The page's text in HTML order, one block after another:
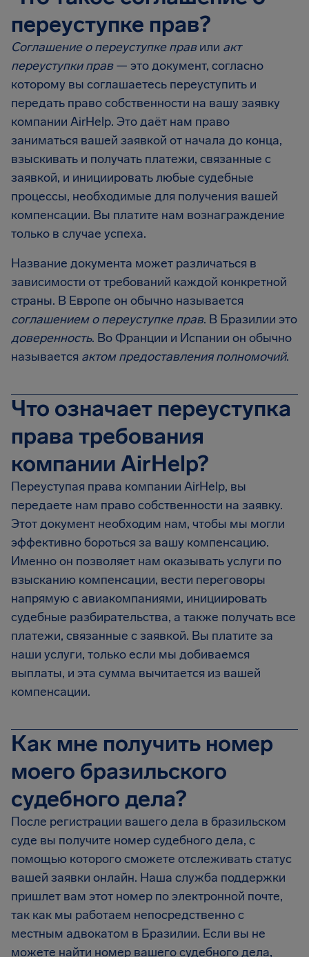
переуступке прав?
Соглашение о переуступке правили акт
переуступки прав— это документ, согласно
которому вы соглашаетесь переуступить и
передать право собственности на вашу заявку
компании AirHelp. Это даёт нам право
заниматься вашей заявкой от начала до конца,
взыскивать и получать платежи, связанные с
заявкой, и инициировать любые судебные
процессы, необходимые для получения вашей
компенсации. Вы платите нам вознаграждение
только в случае успеха.
Название документа может различаться в
зависимости от требований каждой конкретной
страны. В Европе он обычно называется
соглашением о переуступке прав. В Бразилии это
доверенность. Во Франции и Испании он обычно
называется актом предоставления полномочий.
Что означает переуступка
права требования
компании AirHelp?
Переуступая права компании AirHelp, вы
передаете нам право собственности на заявку.
Этот документ необходим нам, чтобы мы могли
эффективно бороться за вашу компенсацию.
Именно он позволяет нам оказывать услуги по
взысканию компенсации, вести переговоры
напрямую с авиакомпаниями, инициировать
судебные разбирательства, а также получать все
платежи, связанные с заявкой. Вы платите за
наши услуги, только если мы добиваемся
выплаты, и эта сумма вычитается из вашей
компенсации.
Как мне получить номер
моего бразильского
судебного дела?
После регистрации вашего дела в бразильском
суде вы получите номер судебного дела, с
помощью которого сможете отслеживать статус
вашей заявки онлайн. Наша служба поддержки
пришлет вам этот номер по электронной почте,
так как мы работаем непосредственно с
местным адвокатом в Бразилии. Если вы не
можете найти номер вашего судебного дела,